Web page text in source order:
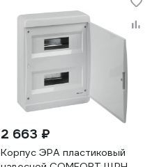
2 663 ₽
Корпус ЭРА пластиковый